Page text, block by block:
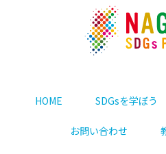
HOME SDGsを学ぼう
お問い合わせ